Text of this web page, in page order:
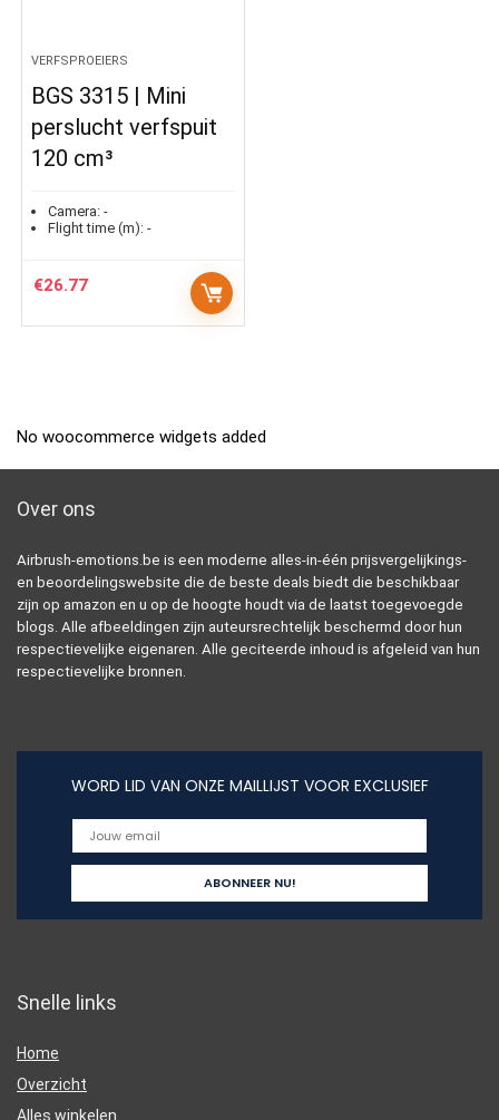
VERFSPROEIERS
BGS 3315 | Mini
perslucht verfspuit
120 cm³
Camera: -
Flight time (m): -
€26.77
No woocommerce widgets added
Over ons
Airbrush-emotions.be is een moderne alles-in-één prijsvergelijkings-
en beoordelingswebsite die de beste deals biedt die beschikbaar
zijn op amazon en u op de hoogte houdt via de laatst toegevoegde
blogs. Alle afbeeldingen zijn auteursrechtelijk beschermd door hun
respectievelijke eigenaren. Alle geciteerde inhoud is afgeleid van hun
respectievelijke bronnen.
WORD LID VAN ONZE MAILLIJST VOOR EXCLUSIEF
Snelle links
Home
Overzicht
Alles winkelen